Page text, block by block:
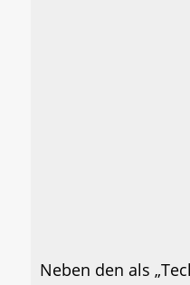
Neben den als